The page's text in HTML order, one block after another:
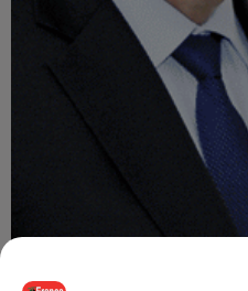
Depuis que le président